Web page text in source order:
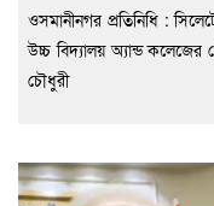
ওসমানীনগর প্রতিনিধি :
উচ্চ বিদ্যালয় অ্যান্ড কলেজের
চৌধুরী